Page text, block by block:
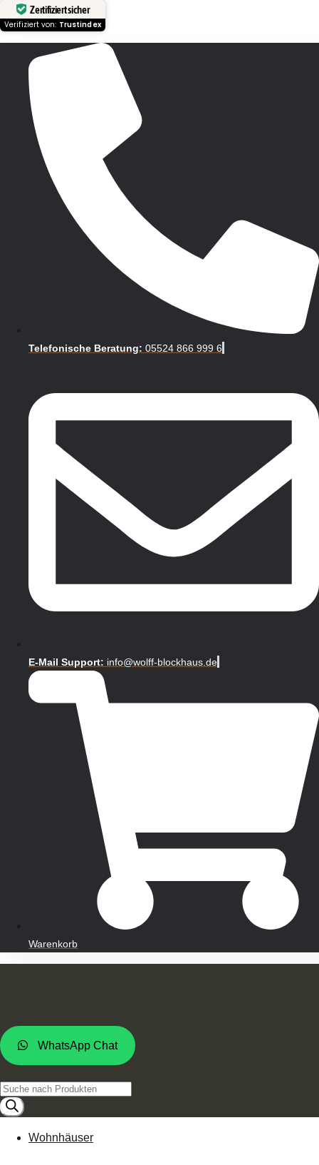
Zertifiziert sicher
Verifiziert von: Trustindex
Telefonische Beratung: 05524 866 999 6
E-Mail Support: info@wolff-blockhaus.de
Warenkorb
WhatsApp Chat
Products
search
Wohnhäuser